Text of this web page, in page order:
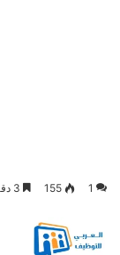
1
155